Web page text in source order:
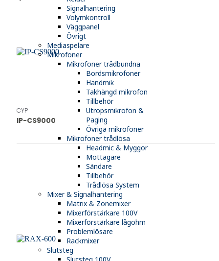
Signalhantering
Volymkontroll
Väggpanel
Övrigt
Mediaspelare
Mikrofoner
Mikrofoner trådbundna
Bordsmikrofoner
Handmik
Takhängd mikrofon
Tillbehör
Utropsmikrofon &
Paging
Övriga mikrofoner
Mikrofoner trådlösa
Headmic & Myggor
Mottagare
Sändare
Tillbehör
Trådlösa System
Mixer & Signalhantering
Matrix & Zonemixer
Mixerförstärkare 100V
Mixerförstärkare lågohm
Problemlösare
Rackmixer
Slutsteg
CYP
IP-CS9000